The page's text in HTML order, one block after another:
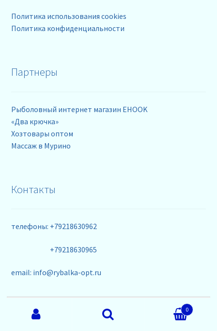
Политика использования cookies
Политика конфиденциальности
Партнеры
Рыболовный интернет магазин EHOOK
«Два крючка»
Хозтовары оптом
Массаж в Мурино
Контакты
телефоны: +79218630962
+79218630965
email: info@rybalka-opt.ru
0